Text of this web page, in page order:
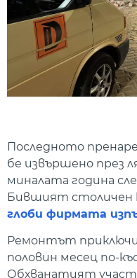
Последното
бе извършено през
миналата година
Бившият столичен
глоби фирмата
Ремонтът приключи
половин месец по-
Обхванатият